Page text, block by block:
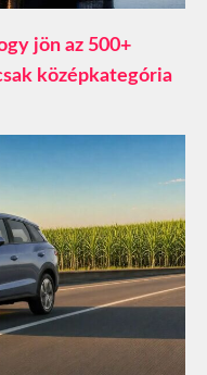
jön az 500+
középkategória